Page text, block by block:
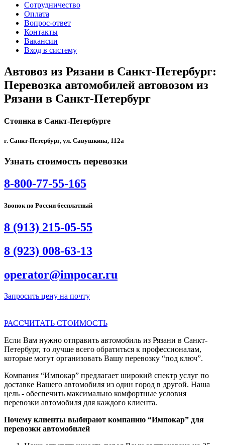
Сотрудничество
Оплата
Вопрос-ответ
Контакты
Вакансии
Вход в систему
Автовоз из Рязани в Санкт-Петербург:
Перевозка автомобилей автовозом из
Рязани в Санкт-Петербург
Стоянка в Санкт-Петербурге
г. Санкт-Петербург, ул. Савушкина, 112а
Узнать стоимость перевозки
8-800-77-55-165
Звонок по России бесплатный
8 (913) 215-05-55
8 (923) 008-63-13
operator@impocar.ru
Запросить цену на почту
РАССЧИТАТЬ СТОИМОСТЬ
Если Вам нужно отправить автомобиль из Рязани в Санкт-
Петербург, то лучше всего обратиться к профессионалам,
которые могут организовать Вашу перевозку “под ключ”.
Компания “Импокар” предлагает широкий спектр услуг по
доставке Вашего автомобиля из один город в другой. Наша
цель - обеспечить максимально комфортные условия
перевозки автомобиля для каждого клиента.
Почему клиенты выбирают компанию “Импокар” для
перевозки автомобилей